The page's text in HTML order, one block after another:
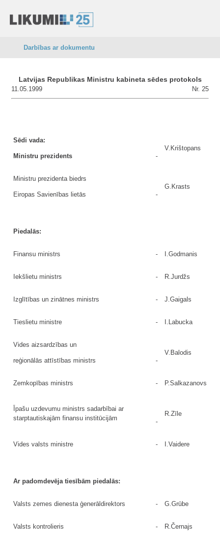
Darbības ar dokumentu
Latvijas Republikas Ministru kabineta sēdes protokols
11.05.1999 Nr. 25
Sēdi vada:
Ministru prezidents -
V.Krištopans
Ministru prezidenta biedrs
Eiropas Savienības lietās -
G.Krasts
Piedalās:
Finansu ministrs - I.Godmanis
Iekšlietu ministrs - R.Jurdžs
Izglītības un zinātnes ministrs - J.Gaigals
Tieslietu ministre - I.Labucka
Vides aizsardzības un
reģionālās attīstības ministrs -
V.Balodis
Zemkopības ministrs - P.Salkazanovs
Īpašu uzdevumu ministrs sadarbībai ar
starptautiskajām finansu institūcijām
-
R.Zīle
Vides valsts ministre - I.Vaidere
Ar padomdevēja tiesībām piedalās:
Valsts zemes dienesta ģenerāldirektors - G.Grūbe
Valsts kontrolieris - R.Černajs